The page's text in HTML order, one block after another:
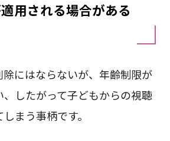
用される場合がある
にはならないが、年齢制限が
したがって子どもからの視聴
まう事柄です。